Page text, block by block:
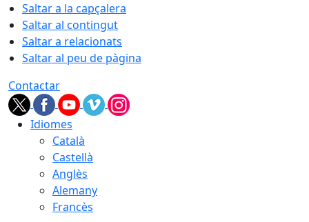
Saltar a la capçalera
Saltar al contingut
Saltar a relacionats
Saltar al peu de pàgina
Contactar
Idiomes
Català
Castellà
Anglès
Alemany
Francès